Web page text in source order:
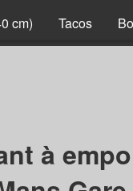
cm) Tacos
à